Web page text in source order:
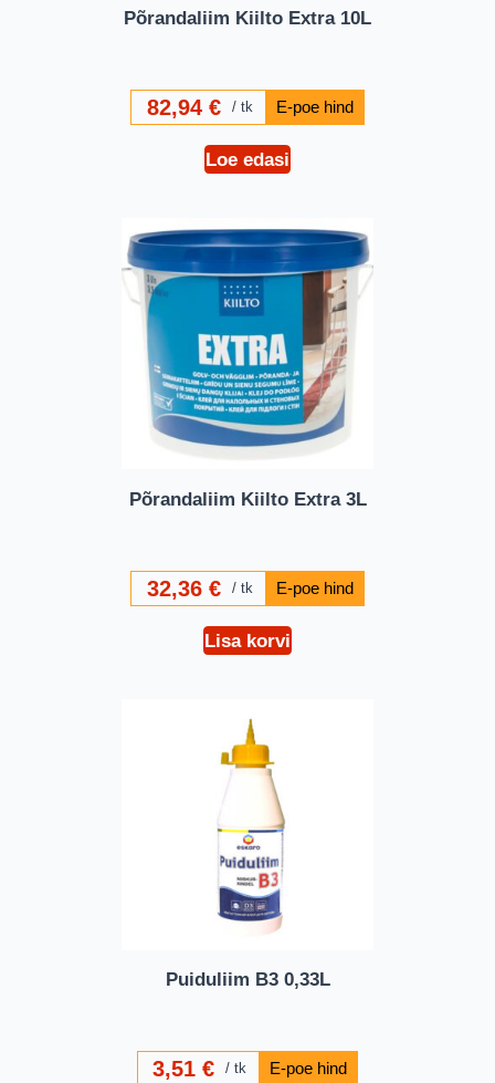
Põrandaliim Kiilto Extra 10L
82,94 € tk
Loe edasi
Põrandaliim Kiilto Extra 3L
32,36 € tk
Lisa korvi
Puiduliim B3 0,33L
3,51€ tk